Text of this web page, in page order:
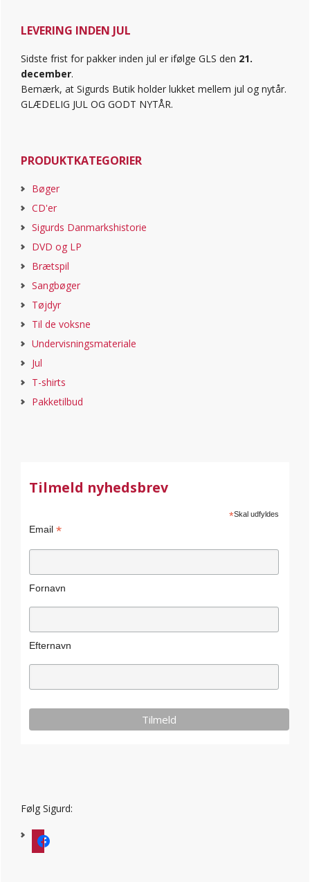
LEVERING INDEN JUL
Sidste frist for pakker inden jul er ifølge GLS den 21.
december.
Bemærk, at Sigurds Butik holder lukket mellem jul og nytår.
GLÆDELIG JUL OG GODT NYTÅR.
PRODUKTKATEGORIER
Bøger
CD'er
Sigurds Danmarkshistorie
DVD og LP
Brætspil
Sangbøger
Tøjdyr
Til de voksne
Undervisningsmateriale
Jul
T-shirts
Pakketilbud
Tilmeld nyhedsbrev
*Skal udfyldes
Email *
Fornavn
Efternavn
Følg Sigurd:
facebook